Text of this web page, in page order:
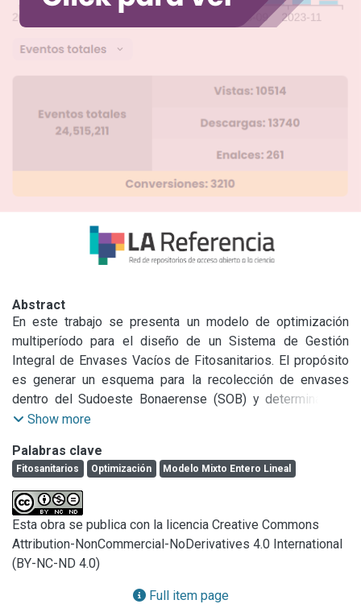
Abstract
En este trabajo se presenta un modelo de optimización
multiperíodo para el diseño de un Sistema de Gestión
Integral de Envases Vacíos de Fitosanitarios. El propósito
es generar un esquema para la recolección de envases
dentro del Sudoeste Bonaerense (SOB) y determinar las
localizaciones óptimas para la instalación de Centros de
envases, conociendo la tasa de generación de envases en
cada partido del SOB. La formulación propuesta considera
la inversión y los costos operativos (fijos y variables) de
cada CAT y OPR, así como los costos de transporte
incurridos en la recolección de los envases y en el traslado
a las plantas de procesamiento. Además, se incorpora la
alternativa de realizar Campañas Itinerantes en las que los
envases se transportan en forma directa desde los
Show more
Palabras clave
Fitosanitarios Optimización Modelo Mixto Entero Lineal
Esta obra se publica con la licencia Creative Commons
Attribution-NonCommercial-NoDerivatives 4.0 International
(BY-NC-ND 4.0)
Full item page